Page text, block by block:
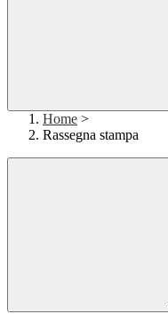
Home >
Rassegna stampa